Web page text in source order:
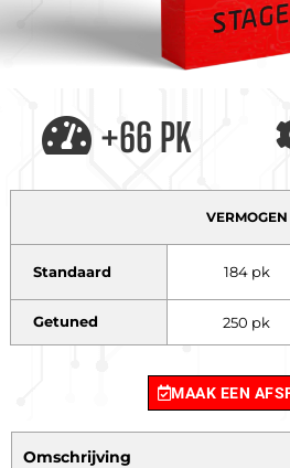
+66 PK
VERMOGEN
Standaard 184 pk
Getuned 250 pk
MAAK EEN
Omschrijving